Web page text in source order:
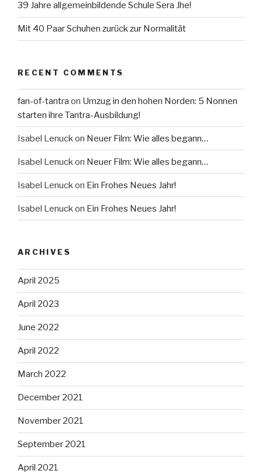
39 Jahre allgemeinbildende Schule Sera Jhe!
Mit 40 Paar Schuhen zurück zur Normalität
RECENT COMMENTS
fan-of-tantra on Umzug in den hohen Norden: 5 Nonnen
starten ihre Tantra-Ausbildung!
Isabel Lenuckon Neuer Film: Wie alles begann…
Isabel Lenuckon Neuer Film: Wie alles begann…
Isabel Lenuckon Ein Frohes Neues Jahr!
Isabel Lenuckon Ein Frohes Neues Jahr!
ARCHIVES
April 2025
April 2023
June 2022
April 2022
March 2022
December 2021
November 2021
September 2021
April 2021